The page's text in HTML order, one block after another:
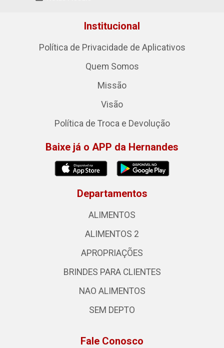
Institucional
Política de Privacidade de Aplicativos
Quem Somos
Missão
Visão
Política de Troca e Devolução
Baixe já o APP da Hernandes
Departamentos
ALIMENTOS
ALIMENTOS 2
APROPRIAÇÕES
BRINDES PARA CLIENTES
NAO ALIMENTOS
SEM DEPTO
Fale Conosco